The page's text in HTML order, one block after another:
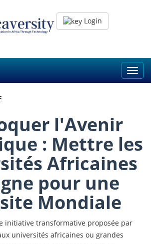
Login
l'Avenir
: Mettre les
Africaines
pour une
Mondiale
initiative transformative proposée par
universités africaines ou grandes